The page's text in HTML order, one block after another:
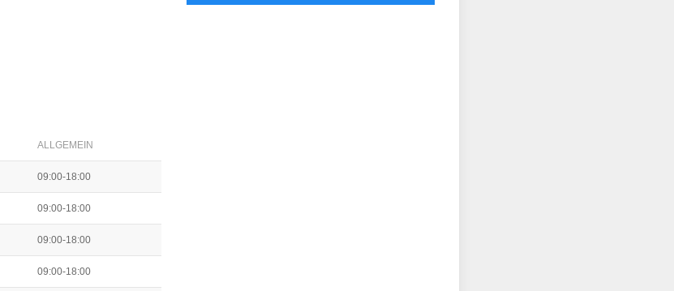
ALLGEMEIN
09:00-18:00
09:00-18:00
09:00-18:00
09:00-18:00